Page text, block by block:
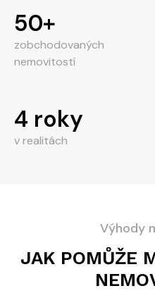
50+
zobchodovaných
nemovitostí
4 roky
v realitách
Výhody
JAK POMŮŽE